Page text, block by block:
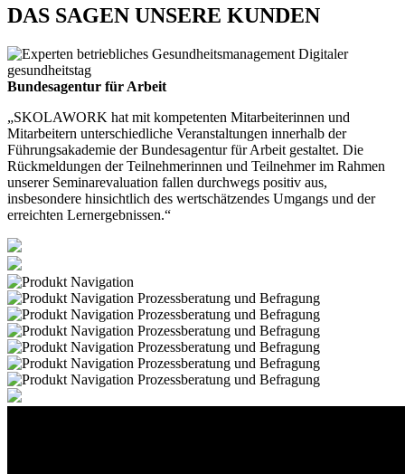
DAS SAGEN UNSERE KUNDEN
Bundesagentur für Arbeit
„SKOLAWORK hat mit kompetenten Mitarbeiterinnen und
Mitarbeitern unterschiedliche Veranstaltungen innerhalb der
Führungsakademie der Bundesagentur für Arbeit gestaltet. Die
Rückmeldungen der Teilnehmerinnen und Teilnehmer im Rahmen
unserer Seminarevaluation fallen durchwegs positiv aus,
insbesondere hinsichtlich des wertschätzendes Umgangs und der
erreichten Lernergebnissen.“